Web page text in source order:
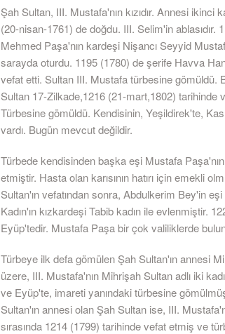
Şah Sultan, III. Mustafa'nın kızıdır. Annesi ikinci
(20-nisan-1761) de doğdu. III. Selim'in
Mehmed Paşa'nın kardeşi Nişancı Seyyid
sarayda oturdu. 1195 (1780) de şerife Havva
vefat etti. Sultan III. Mustafa türbesine gömüldü.
Sultan 17-Zilkade,1216 (21-mart,1802) tarihinde
Türbesine gömüldü. Kendisinin, Yeşildirek'te,
vardı. Bugün mevcut değildir.
Türbede kendisinden başka eşi Mustafa
etmiştir. Hasta olan karısının hatırı için emekli
Sultan'ın vefatından sonra, Abdulkerim Bey'in
Kadın'ın kızkardeşi Tabib kadın ile evlenmiştir.
Eyüp'tedir. Mustafa Paşa bir çok valiliklerde
Türbeye ilk defa gömülen Şah Sultan'ın annesi
üzere, III. Mustafa'nın Mihrişah Sultan adlı iki
ve Eyüp'te, imareti yanındaki türbesine
Sultan'ın annesi olan Şah Sultan ise, III.
sırasında 1214 (1799) tarihinde vefat etmiş ve